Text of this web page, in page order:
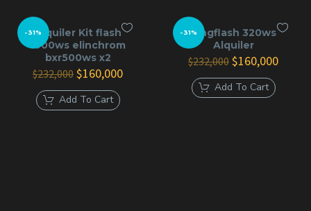
-31%Alquiler Kit flash
1000ws elinchrom
bxr500ws x2
$232,000 El
precio
original
era:
$160,000El
Add To Cart
-31%Ringflash 320ws
Alquiler
$232,000 El
precio
original
era:
$160,000El
Add To Cart